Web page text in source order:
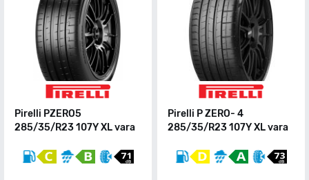
Pirelli PZERO5
285/35/R23 107Y XL vara
Pirelli P ZERO- 4
285/35/R23 107Y XL vara